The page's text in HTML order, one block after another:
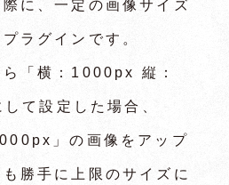
に、一定の画像サイズ
ラグインです。
「横：1000px 縦：
て設定した場合、
」の画像をアップ
勝手に上限のサイズに